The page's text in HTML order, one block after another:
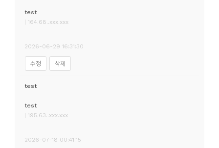
test
| 164.68..xxx.xxx
2026-06-29 16:31:30
수정 삭제
test
test
| 195.63..xxx.xxx
2026-07-18 00:41:15